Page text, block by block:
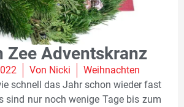
Zee Adventskranz
Von Nicki
Weihnachten
schnell das Jahr schon wieder fast
sind nur noch wenige Tage bis zum